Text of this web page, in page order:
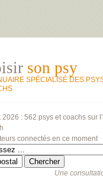
son psy
SPÉCIALISÉ DES
2026 : 562 psys et coachs sur
connectés en ce moment
Une